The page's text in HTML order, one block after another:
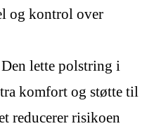
og kontrol over
lette polstring i
komfort og støtte til
reducerer risikoen